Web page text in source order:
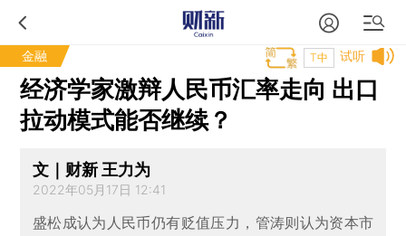
金融 试听
T中
经济学家激辩人民币汇率走向 出口
拉动模式能否继续？
文｜财新 王力为
2022年05月17日 12:41
盛松成认为人民币仍有贬值压力，管涛则认为资本市